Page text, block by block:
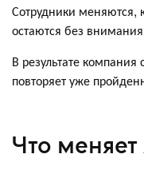
Сотрудники меняются,
остаются без
В результате
повторяет уже
Что меняет